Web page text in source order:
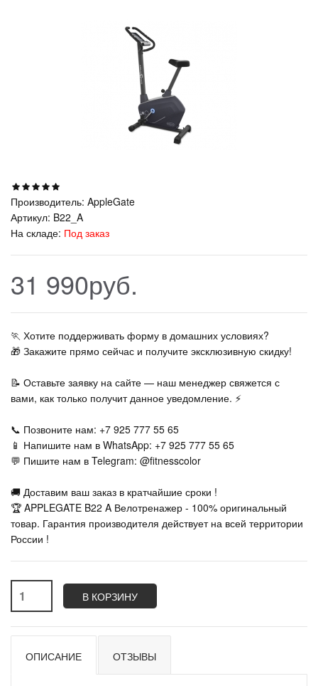
Производитель: AppleGate
Артикул: B22_A
На складе: Под заказ
31 990руб.
🏃‍ Хотите поддерживать форму в домашних условиях?
🎁 Закажите прямо сейчас и получите эксклюзивную скидку!
📝 Оставьте заявку на сайте — наш менеджер свяжется с
вами, как только получит данное уведомление. ⚡
📞 Позвоните нам: +7 925 777 55 65
📱 Напишите нам в WhatsApp: +7 925 777 55 65
💬 Пишите нам в Telegram: @fitnesscolor
🚚 Доставим ваш заказ в кратчайшие сроки !
🏆 APPLEGATE B22 A Велотренажер - 100% оригинальный
товар. Гарантия производителя действует на всей территории
России !
В КОРЗИНУ
ОПИСАНИЕ ОТЗЫВЫ